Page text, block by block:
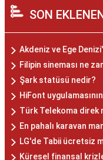
SON
Akdeniz ve Ege
Filipin sineması ne
Şark statüsü nedir?
HiFont
Türk Telekoma direk
En pahalı karavan
LG'de Tabii ücretsiz
Küresel finansal